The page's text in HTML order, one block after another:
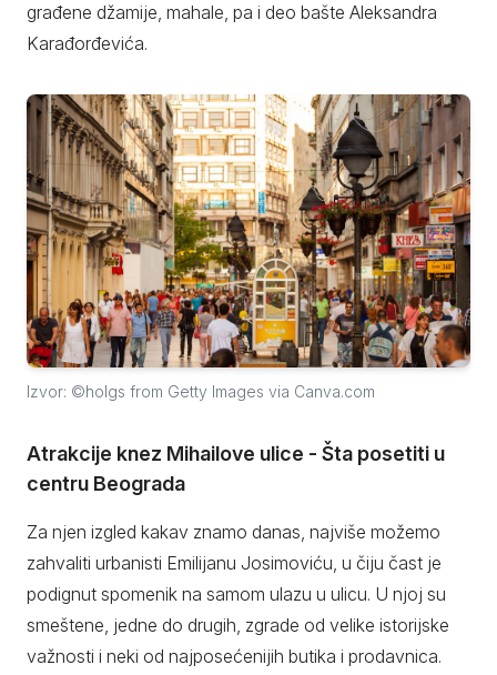
građene džamije, mahale, pa i deo bašte Aleksandra
Karađorđevića.
Izvor: ©holgs from Getty Images via Canva.com
Atrakcije knez Mihailove ulice - Šta posetiti u
centru Beograda
Za njen izgled kakav znamo danas, najviše možemo
zahvaliti urbanisti Emilijanu Josimoviću, u čiju čast je
podignut spomenik na samom ulazu u ulicu. U njoj su
smeštene, jedne do drugih, zgrade od velike istorijske
važnosti i neki od najposećenijih butika i prodavnica.